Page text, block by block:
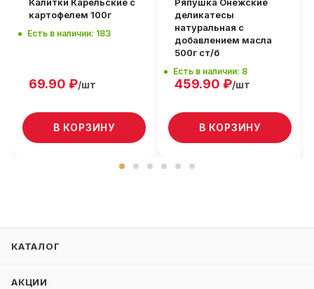
Калитки Карельские с
картофелем 100г
Есть в наличии: 183
69.90 ₽/шт
В КОРЗИНУ
Ряпушка Онежские
деликатесы
натуральная с
добавлением масла
500г ст/б
Есть в наличии: 8
459.90 ₽/шт
В КОРЗИНУ
КАТАЛОГ
АКЦИИ